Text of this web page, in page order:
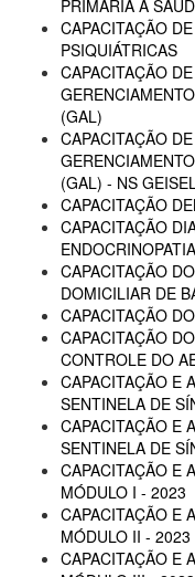
PRIMÁRIA À
CAPACITAÇÃO
PSIQUIÁTRICAS
CAPACITAÇÃO
(GAL)
CAPACITAÇÃO
(GAL) - NS
CAPACITAÇÃO
CAPACITAÇÃO
CAPACITAÇÃO
DOMICILIAR DE
CAPACITAÇÃO
CAPACITAÇÃO
CONTROLE DO
CAPACITAÇÃO E
SENTINELA DE
CAPACITAÇÃO E
SENTINELA DE
CAPACITAÇÃO E
MÓDULO I - 2023
CAPACITAÇÃO E
MÓDULO II - 2023
CAPACITAÇÃO E